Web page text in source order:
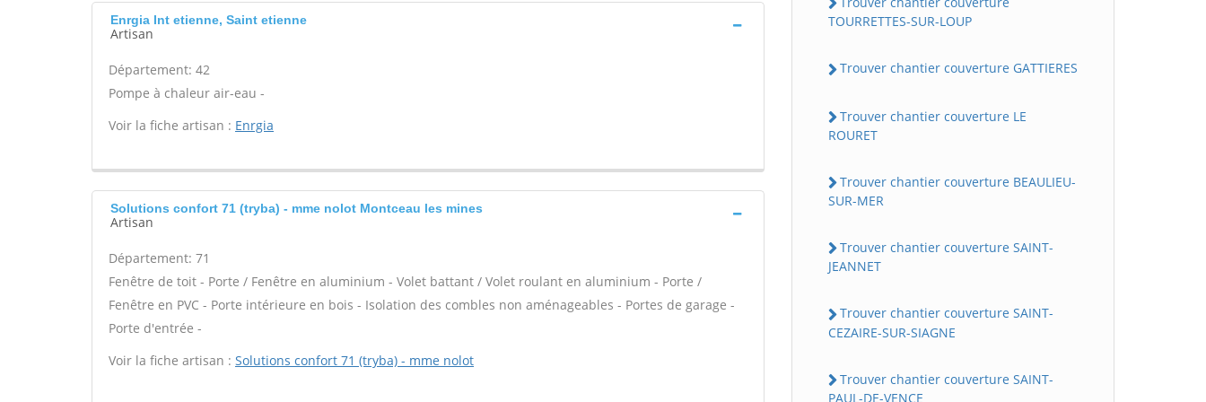
Enrgia Int etienne, Saint etienne
Artisan
Département: 42
Pompe à chaleur air-eau -
Voir la fiche artisan : Enrgia
Solutions confort 71 (tryba) - mme nolot Montceau les mines
Artisan
Département: 71
Fenêtre de toit - Porte / Fenêtre en aluminium - Volet battant / Volet roulant en aluminium - Porte /
Fenêtre en PVC - Porte intérieure en bois - Isolation des combles non aménageables - Portes de garage -
Porte d'entrée -
Voir la fiche artisan : Solutions confort 71 (tryba) - mme nolot
TOURRETTES-SUR-LOUP
Trouver chantier couverture GATTIERES
Trouver chantier couverture LE
ROURET
Trouver chantier couverture BEAULIEU-
SUR-MER
Trouver chantier couverture SAINT-
JEANNET
Trouver chantier couverture SAINT-
CEZAIRE-SUR-SIAGNE
Trouver chantier couverture SAINT-
PAUL-DE-VENCE